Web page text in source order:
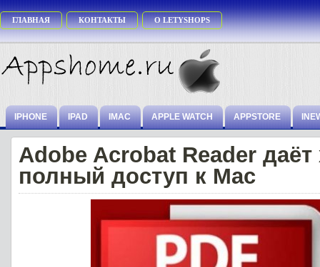
ГЛАВНАЯ КОНТАКТЫ О LETYSHOPS
IPHONE IPAD IMAC APPLE WATCH APPSTORE
Adobe Acrobat Reader даёт
полный доступ к Mac